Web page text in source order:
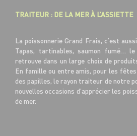
TRAITEUR : DE LA MER À L’ASSIETTE
La poissonnerie Grand Frais, c’est
Tapas, tartinables, saumon fumé…
retrouve dans un large choix de
En famille ou entre amis, pour les
des papilles, le rayon traiteur de notre
nouvelles occasions d’apprécier les
de mer.